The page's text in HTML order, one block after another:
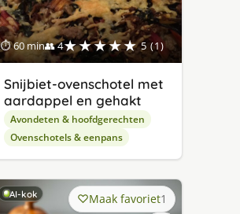
⏱ 60 min👥 4★★★★★ 5 (1)
Snijbiet-ovenschotel met
aardappel en gehakt
Avondeten & hoofdgerechten
Ovenschotels & eenpans
AI-kok Maak favoriet1